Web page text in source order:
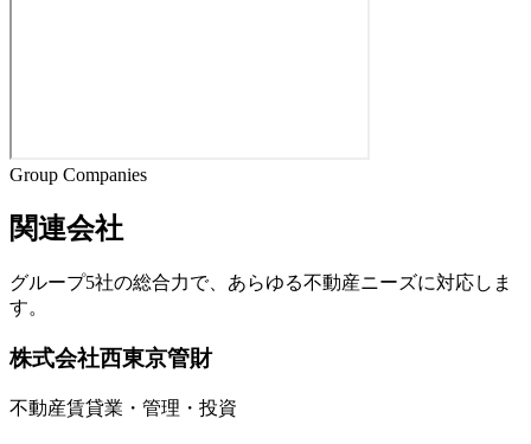
Group Companies
関連会社
グループ5社の総合力で、あらゆる不動産ニーズに対応しま
す。
株式会社西東京管財
不動産賃貸業・管理・投資